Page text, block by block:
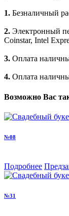
1. Безналичный
2. Электронный
Coinstar, Intel
3. Оплата
4. Оплата
Возможно Вас
№08
Подробнее
№31